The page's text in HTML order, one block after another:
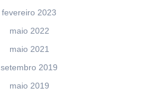
fevereiro 2023
maio 2022
maio 2021
setembro 2019
maio 2019